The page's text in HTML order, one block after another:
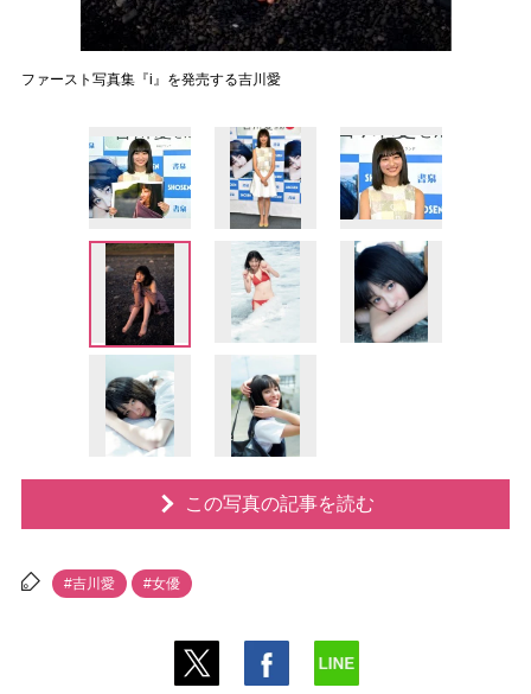
ファースト写真集『i』を発売する吉川愛
この写真の記事を読む
#吉川愛 #女優